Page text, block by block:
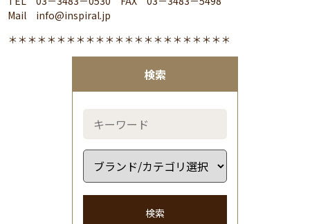
検索
検索
Mail info@inspiral.jp
＊＊＊＊＊＊＊＊＊＊＊＊＊＊＊＊＊＊＊＊＊＊＊